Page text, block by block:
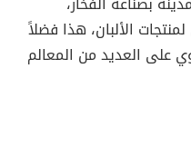
الألبان، هذا فضلاً
على العديد من المعالم